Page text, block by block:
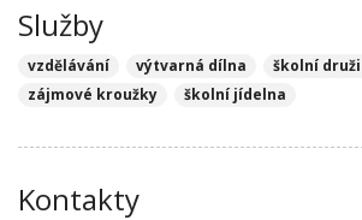
Služby
vzdělávání výtvarná dílna
školní
zájmové kroužky
školní jídelna
Kontakty